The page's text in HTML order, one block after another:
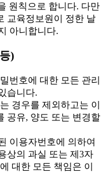
원칙으로 합니다. 다만
교육정보원이 정한 날
아니합니다.
)
번호에 대한 모든 관리
습니다.
경우를 제외하고는 이
공유, 양도 또는 변경할
이용자번호에 의하여
상의 과실 또는 제3자
대한 모든 책임은 이